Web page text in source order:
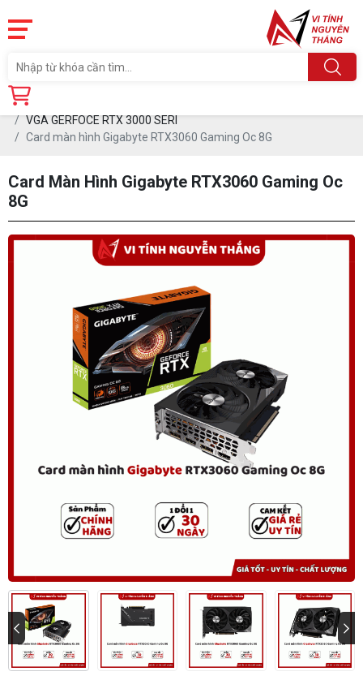
Trang chủ
VGA GERFOCE RTX 3000 SERI
Card màn hình Gigabyte RTX3060 Gaming Oc 8G
Card Màn Hình Gigabyte RTX3060 Gaming Oc
8G